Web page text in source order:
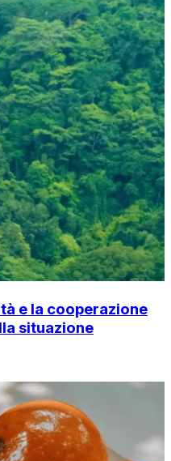
e la cooperazione
situazione